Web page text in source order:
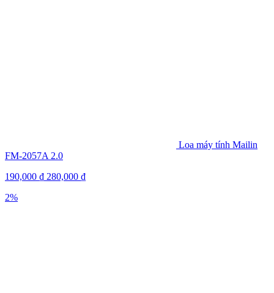
Loa máy tính Mailin
FM-2057A 2.0
190,000 ₫ 280,000 ₫
2%